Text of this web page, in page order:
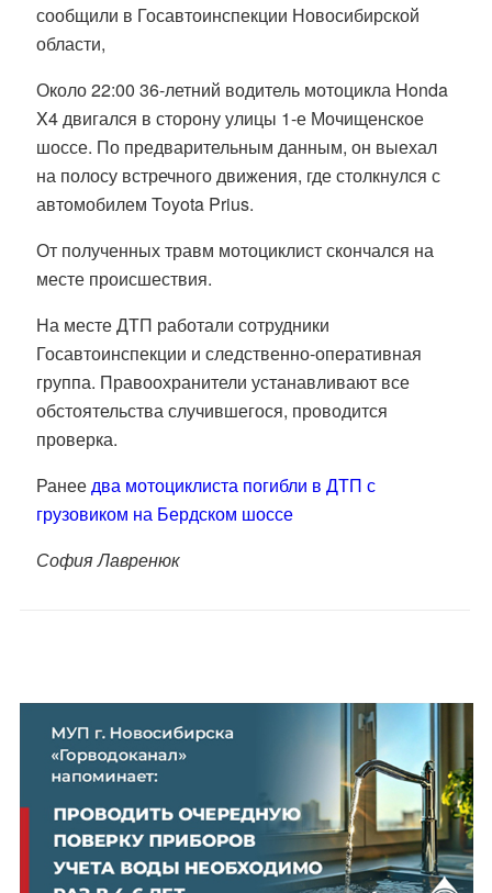
сообщили в Госавтоинспекции Новосибирской
области,
Около 22:00 36-летний водитель мотоцикла Honda
X4 двигался в сторону улицы 1-е Мочищенское
шоссе. По предварительным данным, он выехал
на полосу встречного движения, где столкнулся с
автомобилем Toyota Prius.
От полученных травм мотоциклист скончался на
месте происшествия.
На месте ДТП работали сотрудники
Госавтоинспекции и следственно-оперативная
группа. Правоохранители устанавливают все
обстоятельства случившегося, проводится
проверка.
Ранеедва мотоциклиста погибли в ДТП с
грузовиком на Бердском шоссе
София Лавренюк